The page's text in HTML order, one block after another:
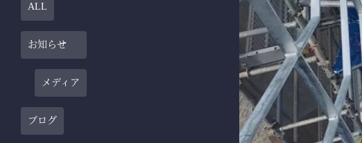
ALL
お知らせ
メディア
ブログ